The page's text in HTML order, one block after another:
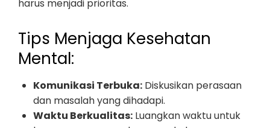
harus menjadi prioritas.
Tips Menjaga Kesehatan
Mental:
Komunikasi Terbuka: Diskusikan perasaan
dan masalah yang dihadapi.
Waktu Berkualitas: Luangkan waktu untuk